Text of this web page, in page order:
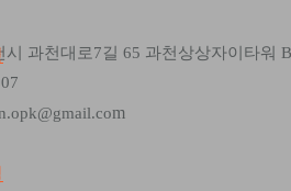
시 과천대로7길 65 과천상상자이타워
m